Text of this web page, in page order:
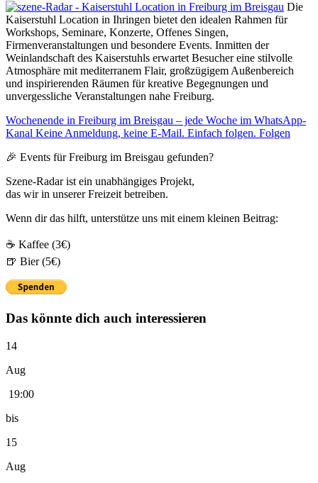
Die
Kaiserstuhl Location in Ihringen bietet den idealen Rahmen für
Workshops, Seminare, Konzerte, Offenes Singen,
Firmenveranstaltungen und besondere Events. Inmitten der
Weinlandschaft des Kaiserstuhls erwartet Besucher eine stilvolle
Atmosphäre mit mediterranem Flair, großzügigem Außenbereich
und inspirierenden Räumen für kreative Begegnungen und
unvergessliche Veranstaltungen nahe Freiburg.
Wochenende in Freiburg im Breisgau – jede Woche im WhatsApp-
Kanal Keine Anmeldung, keine E-Mail. Einfach folgen. Folgen
🎉 Events für Freiburg im Breisgau gefunden?
Szene-Radar ist ein unabhängiges Projekt,
das wir in unserer Freizeit betreiben.
Wenn dir das hilft, unterstütze uns mit einem kleinen Beitrag:
☕ Kaffee (3€)
🍺 Bier (5€)
Das könnte dich auch interessieren
14
Aug
19:00
bis
15
Aug